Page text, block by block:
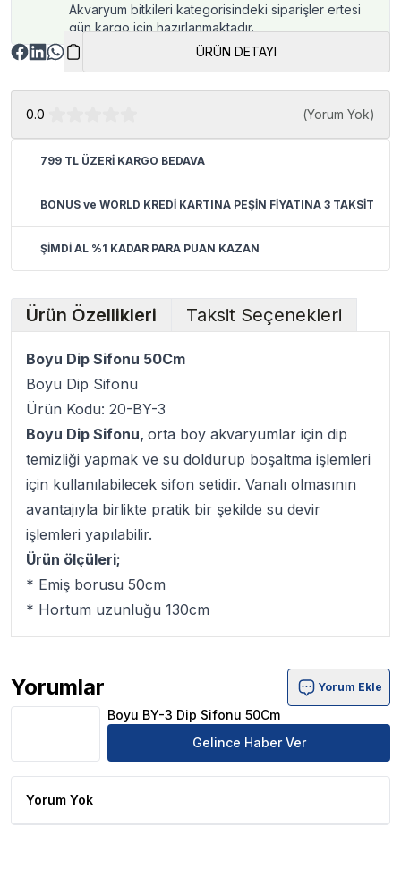
Akvaryum bitkileri kategorisindeki siparişler ertesi
gün kargo için hazırlanmaktadır.
ÜRÜN DETAYI
0.0 (Yorum Yok)
799 TL ÜZERİ KARGO BEDAVA
BONUS ve WORLD KREDİ KARTINA PEŞİN FİYATINA 3 TAKSİT
ŞİMDİ AL %1 KADAR PARA PUAN KAZAN
Ürün Özellikleri Taksit Seçenekleri
Boyu Dip Sifonu 50Cm
Boyu Dip Sifonu
Ürün Kodu: 20-BY-3
Boyu Dip Sifonu, orta boy akvaryumlar için dip
temizliği yapmak ve su doldurup boşaltma işlemleri
için kullanılabilecek sifon setidir. Vanalı olmasının
avantajıyla birlikte pratik bir şekilde su devir
işlemleri yapılabilir.
Ürün ölçüleri;
* Emiş borusu 50cm
* Hortum uzunluğu 130cm
Yorumlar
Boyu BY-3 Dip Sifonu 50Cm Ürün Yorumları
Yorum Ekle
Boyu BY-3 Dip Sifonu 50Cm
Gelince Haber Ver
Yorum Yok